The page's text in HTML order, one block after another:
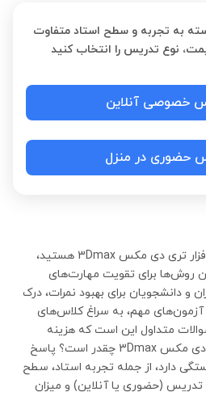
به تجربه و سطح استاد متفاوت
نوع تدریس را انتخاب کنید
خصوصی آنلاین
حضوری در منزل
اگر به دنبال یادگیری بهتر نرم‌افزار تری دی مکس 3Dmax هستید،
روش‌ها برای تقویت مهارت‌های
و دانشجویان برای بهبود نمرات، درک
مهم، به سراغ کلاس‌های
متداول این است که هزینه
تدریس خصوصی نرم‌افزار تری دی مکس 3Dmax چقدر است؟ پاسخ
دارد، از جمله تجربه استاد، سطح
(حضوری یا آنلاین) و میزان